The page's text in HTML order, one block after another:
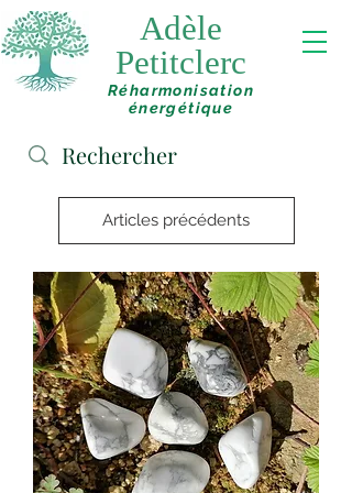
Adèle
Petitclerc
Réharmonisation
énergétique
Articles précédents